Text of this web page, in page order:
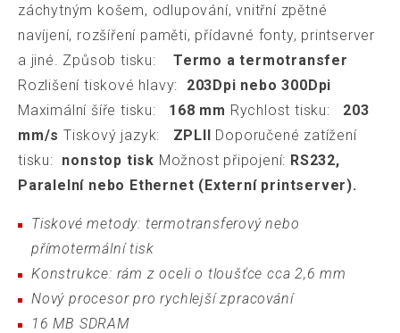
záchytným košem, odlupování, vnitřní zpětné
navíjení, rozšíření paměti, přídavné fonty, printserver
a jiné. Způsob tisku: Termo a termotransfer
Rozlišení tiskové hlavy: 203Dpi nebo 300Dpi
Maximální šíře tisku: 168 mm Rychlost tisku: 203
mm/s Tiskový jazyk: ZPLII Doporučené zatížení
tisku: nonstop tisk Možnost připojení: RS232,
Paralelní nebo Ethernet (Externí printserver).
Tiskové metody: termotransferový nebo
přímotermální tisk
Konstrukce: rám z oceli o tloušťce cca 2,6 mm
Nový procesor pro rychlejší zpracování
16 MB SDRAM